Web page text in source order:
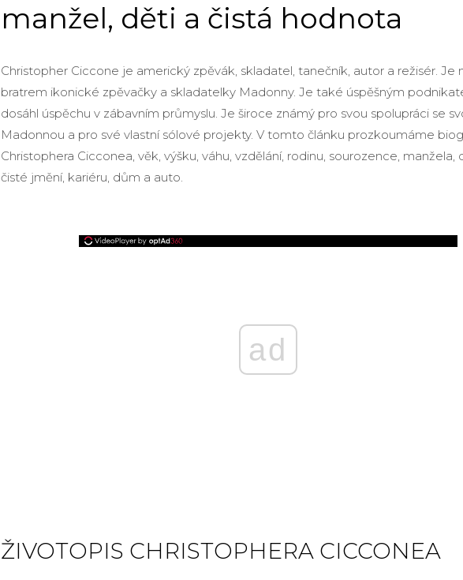
manžel, děti a čistá hodnota
Christopher Ciccone je americký zpěvák, skladatel, tanečník, autor a režisér. Je
bratrem ikonické zpěvačky a skladatelky Madonny. Je také úspěšným
dosáhl úspěchu v zábavním průmyslu. Je široce známý pro svou spolupráci se
Madonnou a pro své vlastní sólové projekty. V tomto článku prozkoumáme
Christophera Cicconea, věk, výšku, váhu, vzdělání, rodinu, sourozence, manžela,
čisté jmění, kariéru, dům a auto.
ad
ŽIVOTOPIS CHRISTOPHERA CICCONEA